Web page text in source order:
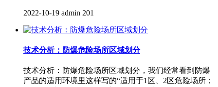
2022-10-19 admin 201
技术分析：防爆危险场所区域划分
技术分析：防爆危险场所区域划分，我们经常看到防爆
产品的适用环境里这样写的“适用于1区、2区危险场所；